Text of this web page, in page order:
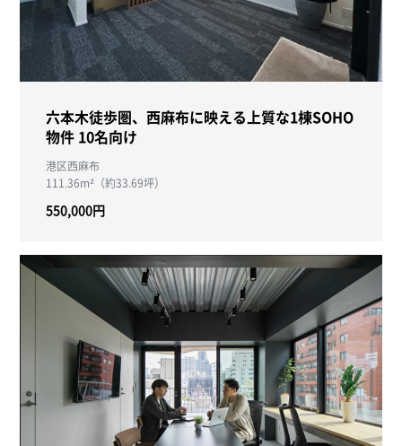
六本木徒歩圏、西麻布に映える上質な1棟SOHO
物件 10名向け
港区西麻布
111.36m²（約33.69坪）
550,000円